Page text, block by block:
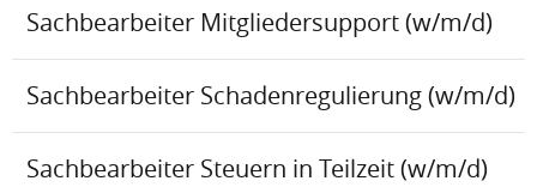
Sachbearbeiter Mitgliedersupport (w/m/d)
Sachbearbeiter Schadenregulierung (w/m/d)
Sachbearbeiter Steuern in Teilzeit (w/m/d)